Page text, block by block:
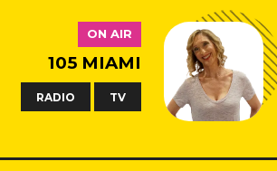
ON AIR
105 MIAMI
RADIO TV